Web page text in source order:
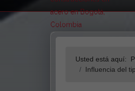
Usted está aquí:
Influencia del